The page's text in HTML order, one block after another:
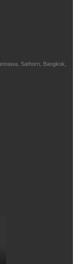
Sathorn, Bangkok,